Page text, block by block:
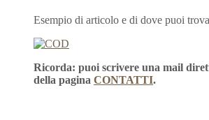
Esempio di articolo e di dove puoi
Ricorda: puoi scrivere una mail
della pagina CONTATTI.